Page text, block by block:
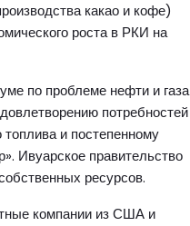
какао и кофе)
роста в РКИ на
по проблеме нефти и газа
потребностей
топлива и постепенному
Ивуарское правительство
ресурсов.
компании из США и